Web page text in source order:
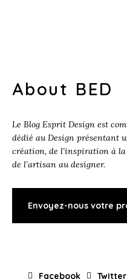
About BED
Le Blog Esprit Design est
dédié au Design présentant
création, de l’inspiration à
de l’artisan au designer.
Envoyez-nous votre
Facebook Twitter